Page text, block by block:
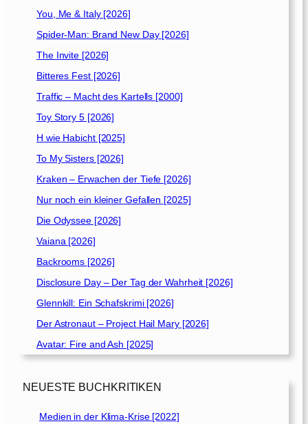
You, Me & Italy [2026]
Spider-Man: Brand New Day [2026]
The Invite [2026]
Bitteres Fest [2026]
Traffic – Macht des Kartells [2000]
Toy Story 5 [2026]
H wie Habicht [2025]
To My Sisters [2026]
Kraken – Erwachen der Tiefe [2026]
Nur noch ein kleiner Gefallen [2025]
Die Odyssee [2026]
Vaiana [2026]
Backrooms [2026]
Disclosure Day – Der Tag der Wahrheit [2026]
Glennkill: Ein Schafskrimi [2026]
Der Astronaut – Project Hail Mary [2026]
Avatar: Fire and Ash [2025]
NEUESTE BUCHKRITIKEN
Medien in der Klima-Krise [2022]